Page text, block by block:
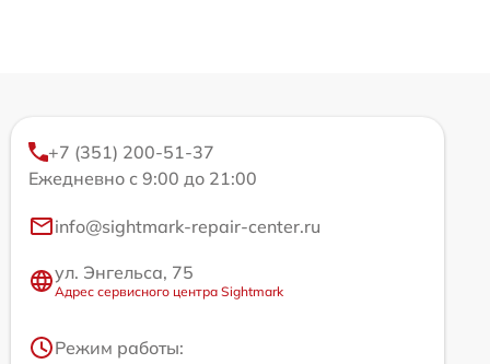
+7 (351) 200-51-37
Ежедневно с 9:00 до 21:00
info@sightmark-repair-center.ru
ул. Энгельса, 75
Адрес сервисного центра Sightmark
Режим работы: